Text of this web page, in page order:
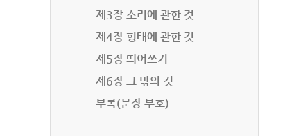
제3장 소리에 관한 것
제4장 형태에 관한 것
제5장 띄어쓰기
제6장 그 밖의 것
부록(문장 부호)